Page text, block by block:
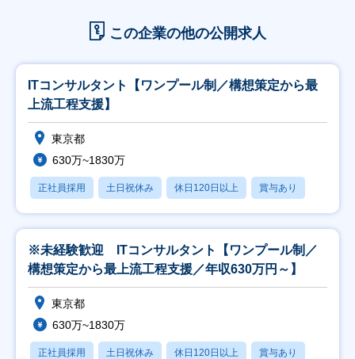
この企業の他の公開求人
ITコンサルタント【ワンプール制／構想策定から最
上流工程支援】
東京都
630万~1830万
正社員採用 土日祝休み 休日120日以上 賞与あり
※未経験歓迎 ITコンサルタント【ワンプール制／
構想策定から最上流工程支援／年収630万円～】
東京都
630万~1830万
正社員採用 土日祝休み 休日120日以上 賞与あり